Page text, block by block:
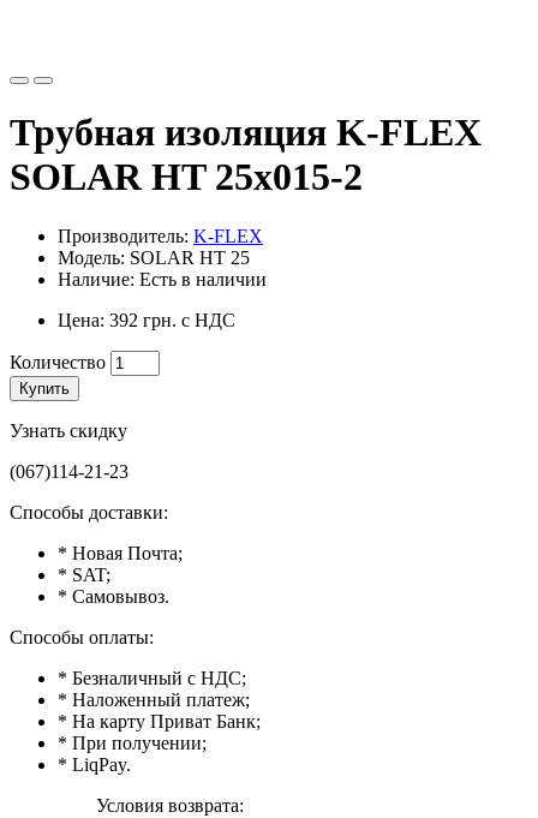
Трубная изоляция K-FLEX
SOLAR HT 25x015-2
Производитель: K-FLEX
Модель: SOLAR HT 25
Наличие: Есть в наличии
Цена: 392 грн. с НДС
Количество
Купить
Узнать скидку
(067)114-21-23
Способы доставки:
* Новая Почта;
* SAT;
* Самовывоз.
Способы оплаты:
* Безналичный с НДС;
* Наложенный платеж;
* На карту Приват Банк;
* При получении;
* LiqPay.
Условия возврата: